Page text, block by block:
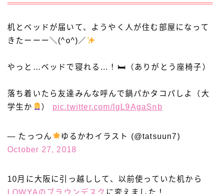
机とベッドが届いて、ようやく人が住む部屋になって
きたーーー＼(^o^)／
やっと…ベッドで寝れる…！🛏（ありがとう座椅子）
落ち着いたら友達みんな呼んで鍋パかタコパしよ（大
学生か
） pic.twitter.com/lgL9AgaSnb
— たっつん
ゆるかわイラスト (@tatsuun7)
October 27, 2018
10月に大阪に引っ越しして、以前使っていた机から
LOWYAのブラウンデスク に変えました！